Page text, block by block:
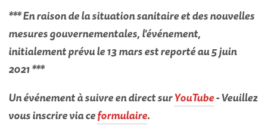
*** En raison de la situation sanitaire et des nouvelles
mesures gouvernementales, l'événement,
initialement prévu le 13 mars est reporté au 5 juin
2021 ***
Un événement à suivre en direct surYouTube- Veuillez
vous inscrire via ceformulaire.